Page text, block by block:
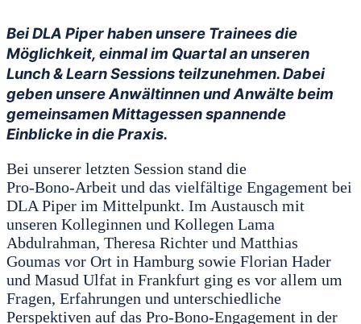
Bei DLA Piper haben unsere Trainees die
Möglichkeit, einmal im Quartal an unseren
Lunch & Learn Sessions teilzunehmen. Dabei
geben unsere Anwältinnen und Anwälte beim
gemeinsamen Mittagessen spannende
Einblicke in die Praxis.
Bei unserer letzten Session stand die
Pro‑Bono‑Arbeit und das vielfältige Engagement bei
DLA Piper im Mittelpunkt. Im Austausch mit
unseren Kolleginnen und Kollegen Lama
Abdulrahman, Theresa Richter und Matthias
Goumas vor Ort in Hamburg sowie Florian Hader
und Masud Ulfat in Frankfurt ging es vor allem um
Fragen, Erfahrungen und unterschiedliche
Perspektiven auf das Pro-Bono-Engagement in der